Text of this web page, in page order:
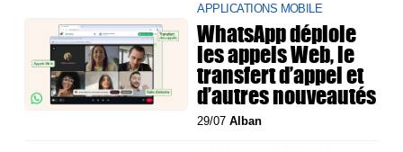
APPLICATIONS MOBILE
WhatsApp déploie
les appels Web, le
transfert d’appel et
d’autres nouveautés
29/07Alban